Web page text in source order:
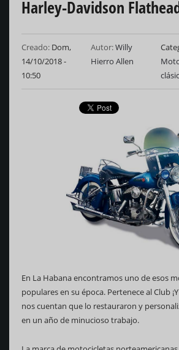
Harley-Davidson
Creado: Dom,
14/10/2018 -
10:50
Autor:Willy
Hierro Allen
En La Habana encontramos uno de esos
populares en su época. Pertenece al Club
nos cuentan que lo restauraron y
en un año de minucioso trabajo.